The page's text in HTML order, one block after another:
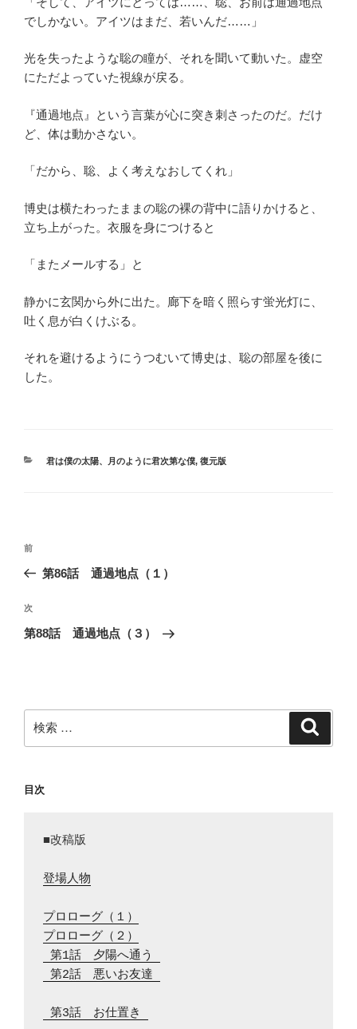
でしかない。アイツはまだ、若いんだ……」
光を失ったような聡の瞳が、それを聞いて動いた。虚空
にただよっていた視線が戻る。
『通過地点』という言葉が心に突き刺さったのだ。だけ
ど、体は動かさない。
「だから、聡、よく考えなおしてくれ」
博史は横たわったままの聡の裸の背中に語りかけると、
立ち上がった。衣服を身につけると
「またメールする」と
静かに玄関から外に出た。廊下を暗く照らす蛍光灯に、
吐く息が白くけぶる。
それを避けるようにうつむいて博史は、聡の部屋を後に
した。
カ
君は僕の太陽、月のように君次第な僕, 復元版
投
ビ
ゲ
ン
過
去
投
稿
前
第86話 通過地点（１）
次
の
次
第88話 通過地点（３）
索:
目次
■改稿版
登場人物
プロローグ（１）
プロローグ（２）
第1話　夕陽へ通う
第2話　悪いお友達
第3話　お仕置き